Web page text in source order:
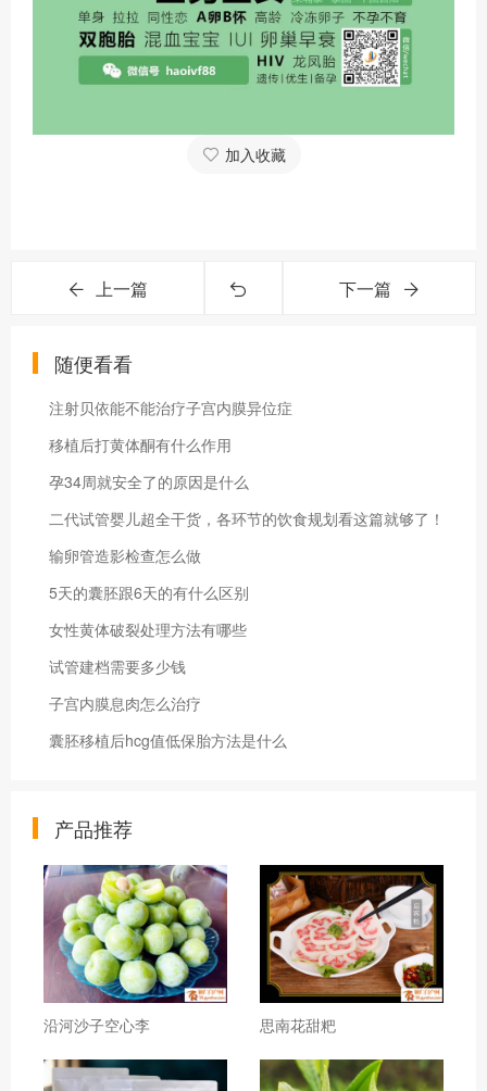
加入收藏
上一篇 下一篇
随便看看
注射贝依能不能治疗子宫内膜异位症
移植后打黄体酮有什么作用
孕34周就安全了的原因是什么
二代试管婴儿超全干货，各环节的饮食规划看这篇就够了！
输卵管造影检查怎么做
5天的囊胚跟6天的有什么区别
女性黄体破裂处理方法有哪些
试管建档需要多少钱
子宫内膜息肉怎么治疗
囊胚移植后hcg值低保胎方法是什么
产品推荐
沿河沙子空心李 思南花甜粑